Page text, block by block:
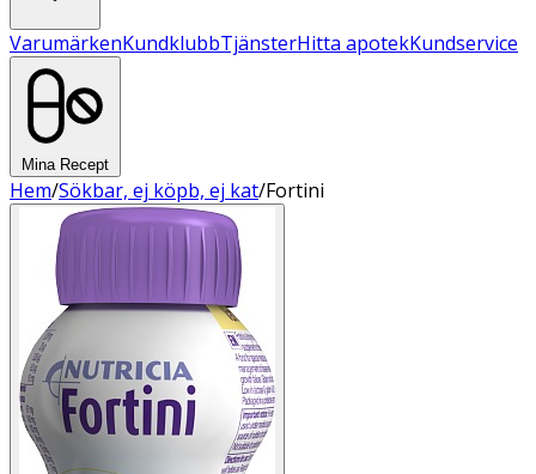
VarumärkenKundklubbTjänsterHitta apotekKundservice
Mina Recept
Hem/Sökbar, ej köpb, ej kat/Fortini